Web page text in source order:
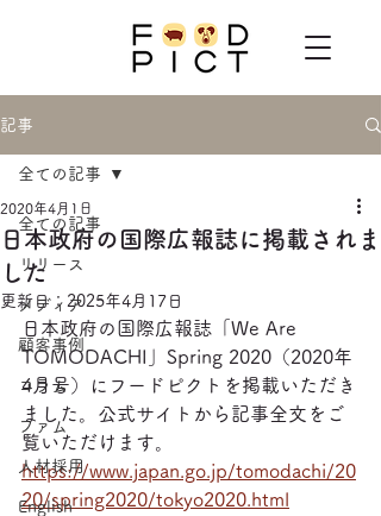
記事
全ての記事
リリース
メディア
顧客事例
コラム
ファム
人材採用
English
全ての記事
日本政府の国際広報誌に掲載されま
した
2020年4月1日
更新日： 2025年4月17日
日本政府の国際広報誌「We Are
TOMODACHI」Spring 2020（2020年
4月号）にフードピクトを掲載いただき
ました。公式サイトから記事全文をご
覧いただけます。
https://www.japan.go.jp/tomodachi/20
20/spring2020/tokyo2020.html